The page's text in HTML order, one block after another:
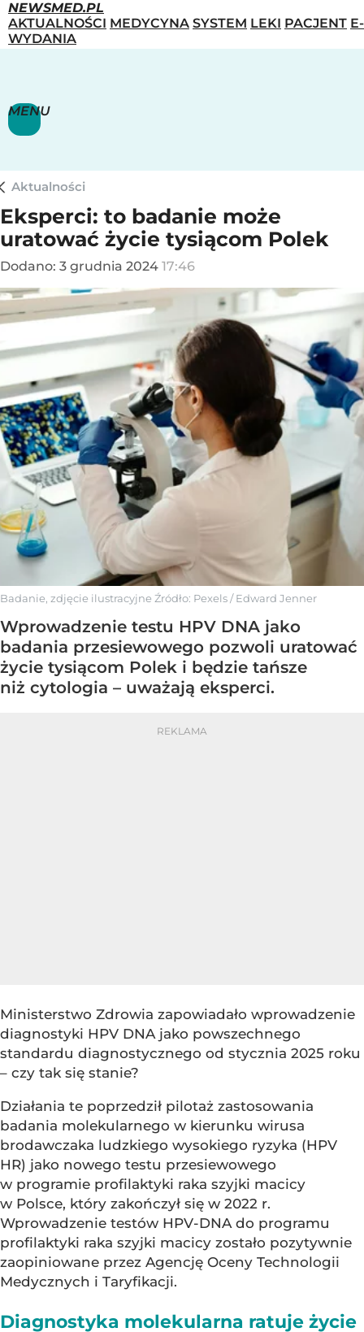
NEWSMED.PL
AKTUALNOŚCI MEDYCYNA SYSTEM LEKI PACJENT E-
WYDANIA
MENU
Aktualności
Eksperci: to badanie może
uratować życie tysiącom Polek
Dodano: 3 grudnia 2024 17:46
Badanie, zdjęcie ilustracyjne Źródło: Pexels/Edward Jenner
Wprowadzenie testu HPV DNA jako
badania przesiewowego pozwoli uratować
życie tysiącom Polek i będzie tańsze
niż cytologia – uważają eksperci.
Ministerstwo Zdrowia zapowiadało wprowadzenie
diagnostyki HPV DNA jako powszechnego
standardu diagnostycznego od stycznia 2025 roku
– czy tak się stanie?
Działania te poprzedził pilotaż zastosowania
badania molekularnego w kierunku wirusa
brodawczaka ludzkiego wysokiego ryzyka (HPV
HR) jako nowego testu przesiewowego
w programie profilaktyki raka szyjki macicy
w Polsce, który zakończył się w 2022 r.
Wprowadzenie testów HPV-DNA do programu
profilaktyki raka szyjki macicy zostało pozytywnie
zaopiniowane przez Agencję Oceny Technologii
Medycznych i Taryfikacji.
Diagnostyka molekularna ratuje życie